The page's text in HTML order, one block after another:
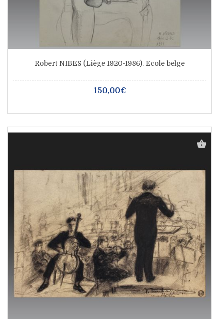
Robert NIBES (Liège 1920-1986). Ecole belge
150,00€